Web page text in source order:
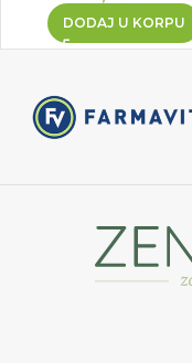
DODAJ U KORPU